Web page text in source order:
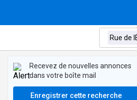
Recevez de nouvelles annonces
dans votre boîte mail
Enregistrer cette recherche